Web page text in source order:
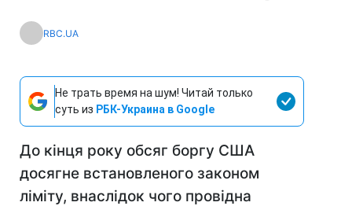
RBC.UA
Не трать время на шум! Читай только
суть из РБК-Украина в Google
До кінця року обсяг боргу США
досягне встановленого законом
ліміту, внаслідок чого провідна